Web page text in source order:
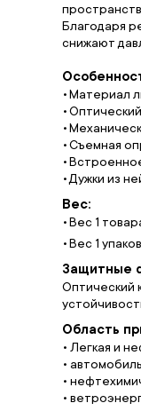
Благодаря
снижают
Материал
Съемная
Дужки из
Вес:
Вес 1
Вес 1
Защитные
Оптический
Область
• Легкая и
•
•
•